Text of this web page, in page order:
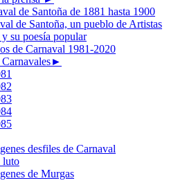
de Santoña de 1881 hasta 1900
de Santoña, un pueblo de Artistas
y su poesía popular
de Carnaval 1981-2020
desfiles de Carnaval
luto
de Murgas